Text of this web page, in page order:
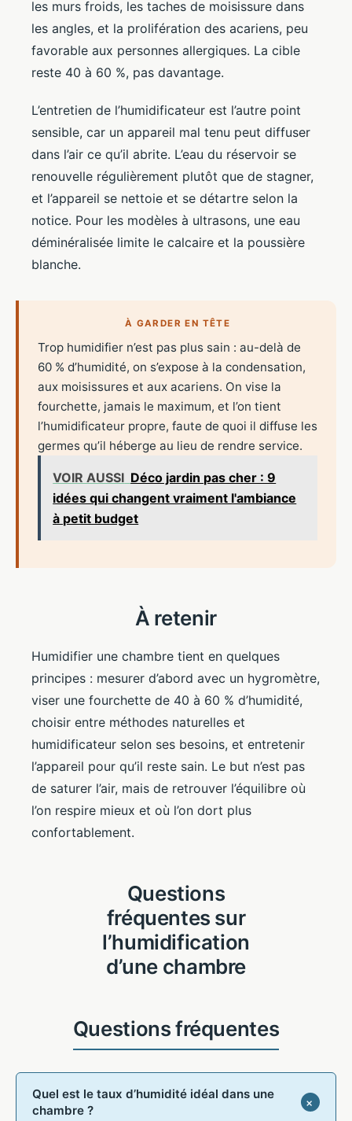
les murs froids, les taches de moisissure dans
les angles, et la prolifération des acariens, peu
favorable aux personnes allergiques. La cible
reste 40 à 60 %, pas davantage.
L’entretien de l’humidificateur est l’autre point
sensible, car un appareil mal tenu peut diffuser
dans l’air ce qu’il abrite. L’eau du réservoir se
renouvelle régulièrement plutôt que de stagner,
et l’appareil se nettoie et se détartre selon la
notice. Pour les modèles à ultrasons, une eau
déminéralisée limite le calcaire et la poussière
blanche.
À GARDER EN TÊTE
Trop humidifier n’est pas plus sain : au-delà de
60 % d’humidité, on s’expose à la condensation,
aux moisissures et aux acariens. On vise la
fourchette, jamais le maximum, et l’on tient
l’humidificateur propre, faute de quoi il diffuse les
germes qu’il héberge au lieu de rendre service.
VOIR AUSSI Déco jardin pas cher : 9
idées qui changent vraiment l'ambiance
à petit budget
À retenir
Humidifier une chambre tient en quelques
principes : mesurer d’abord avec un hygromètre,
viser une fourchette de 40 à 60 % d’humidité,
choisir entre méthodes naturelles et
humidificateur selon ses besoins, et entretenir
l’appareil pour qu’il reste sain. Le but n’est pas
de saturer l’air, mais de retrouver l’équilibre où
l’on respire mieux et où l’on dort plus
confortablement.
Questions
fréquentes sur
l’humidification
d’une chambre
Quel est le taux d’humidité idéal dans une
chambre ?